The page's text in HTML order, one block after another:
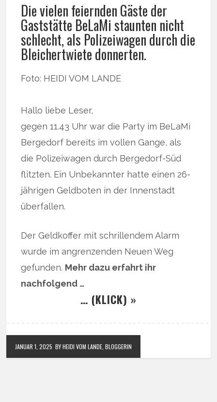
Die vielen feiernden Gäste der
Gaststätte BeLaMi staunten nicht
schlecht, als Polizeiwagen durch die
Bleichertwiete donnerten.
Foto: HEIDI VOM LANDE
Hallo liebe Leser,
gegen 11.43 Uhr war die Party im BeLaMi
Bergedorf bereits im vollen Gange, als
die Polizeiwagen durch Bergedorf-Süd
flitzten. Ein Unbekannter hatte einen 26-
jährigen Geldboten in der Innenstadt
überfallen.
Der Geldkoffer mit schrillendem Alarm
wurde im angrenzenden Neuen Weg
gefunden. Mehr dazu erfahrt ihr
nachfolgend …
… (KLICK) »
JANUAR 1, 2025 BY HEIDI VOM LANDE, BLOGGERIN